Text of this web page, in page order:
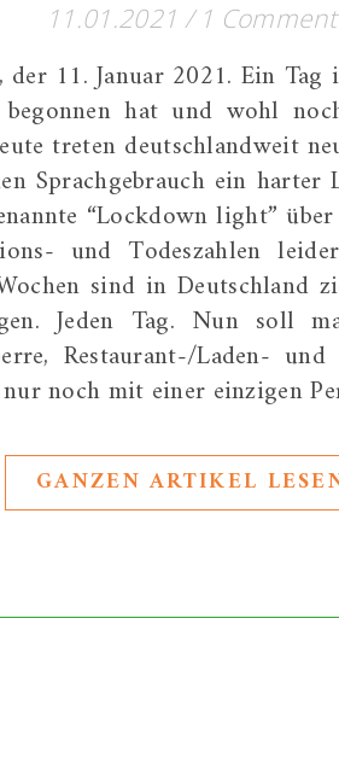
11.01.2021 / 1 Comment
11. Januar 2021. Ein
begonnen hat und wohl
treten deutschlandweit
Sprachgebrauch ein
“Lockdown light”
und Todeszahlen
sind in Deutschland
Jeden Tag. Nun soll
Restaurant-/Laden-
nur noch mit einer einzigen
GANZEN ARTIKEL